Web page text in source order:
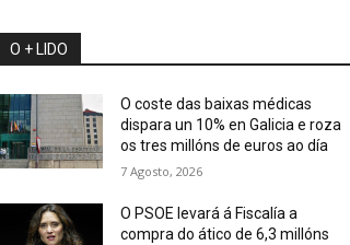
O + LIDO
O coste das baixas médicas
dispara un 10% en Galicia e roza
os tres millóns de euros ao día
7 Agosto, 2026
O PSOE levará á Fiscalía a
compra do ático de 6,3 millóns